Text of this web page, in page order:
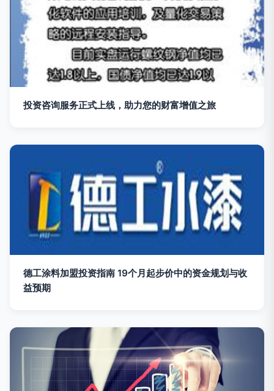
投资咨询服务正式上线，助力您的财富增值之旅
德工涂料加盟投资指南 19个月起步价中的资金规划与收
益预期